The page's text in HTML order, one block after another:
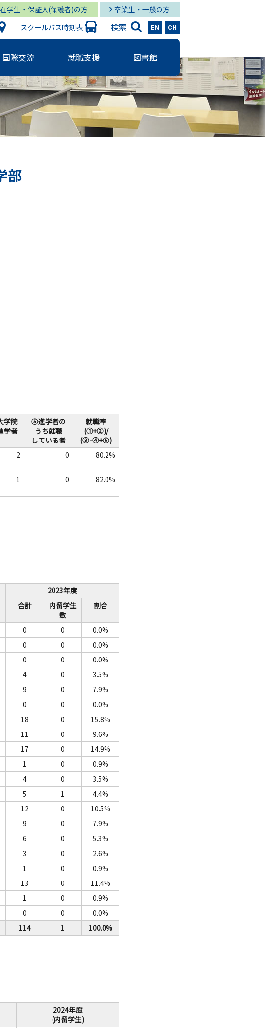
在学生・保証人(保護者)の方 卒業生・一般の方
スクールバス時刻表 検索 EN CH
グローバル
スタディーズ学部
多摩大学出版会
教育と研究に関する報告書
国際交流
グローバルスタディーズ学部
就職支援
経営情報学部 就職状況
グローバルスタディーズ学部 就職状況
図書館
湘南キャンパス図書館
湘南キャンパス メディア・サービス
部
学院
学者
⑤進学者の
うち就職
している者
就職率
(①+②)/
(③-④+⑤)
2 0 80.2%
1 0 82.0%
2023年度
合計
内留学生
数
割合
0 0
0.0%
0 0
0.0%
0 0
0.0%
4 0
3.5%
9 0
7.9%
0 0
0.0%
18 0
15.8%
11 0
9.6%
17 0
14.9%
1 0
0.9%
4 0
3.5%
5 1
4.4%
12 0
10.5%
9 0
7.9%
6 0
5.3%
3 0
2.6%
1 0
0.9%
13 0
11.4%
1 0
0.9%
0 0
0.0%
114 1 100.0%
2024年度
(内留学生)